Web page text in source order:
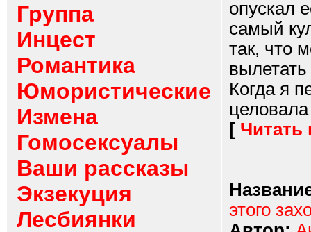
Группа
Инцест
Романтика
Юмористические
Измена
Гомосексуалы
Ваши рассказы
Экзекуция
Лесбиянки
опускал
самый
так, что
Когда я
[ Читать
этого